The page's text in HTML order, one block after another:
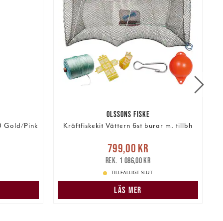
Gold/Pink
OLSSONS FISKE
Kräftfiskekit Vättern 6st burar m. tillbh
Nuvarande pris
799,00 krTidigare pris
1 086,00 kr
799,00 kr
1 086,00 kr
TILLFÄLLIGT SLUT
LÄS MER